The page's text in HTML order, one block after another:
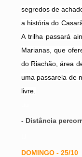
segredos de
a história do
A trilha passará
Marianas, que
do Riachão, área
uma passarela de
livre.
- Distância
DOMINGO - 25/10